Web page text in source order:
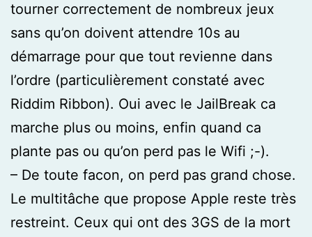
tourner correctement de nombreux jeux
sans qu’on doivent attendre 10s au
démarrage pour que tout revienne dans
l’ordre (particulièrement constaté avec
Riddim Ribbon). Oui avec le JailBreak ca
marche plus ou moins, enfin quand ca
plante pas ou qu’on perd pas le Wifi ;-).
– De toute facon, on perd pas grand chose.
Le multitâche que propose Apple reste très
restreint. Ceux qui ont des 3GS de la mort